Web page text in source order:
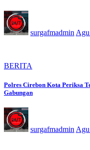
surgafmadmin
BERITA
Polres Cirebon Kota Periksa
Gabungan
surgafmadmin